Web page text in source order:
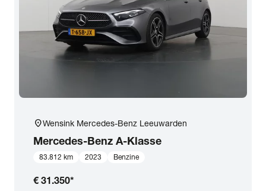
location_onWensink Mercedes-Benz Leeuwarden
Mercedes-Benz A-Klasse
83.812 km 2023 Benzine
€ 31.350*